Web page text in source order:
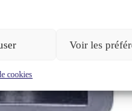
Voir les
cookies